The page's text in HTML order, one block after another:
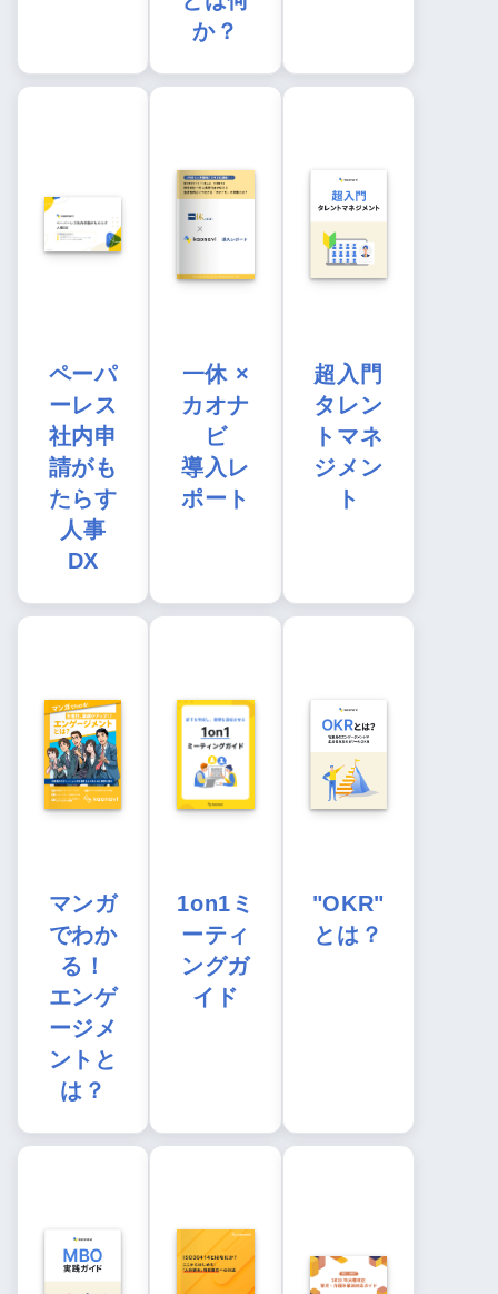
か？
ペーパ
ーレス
社内申
請がも
たらす
人事
DX
一休 ×
カオナ
ビ
導入レ
ポート
超入門
タレン
トマネ
ジメン
ト
マンガ
でわか
る！
エンゲ
ージメ
ントと
は？
1on1ミ
ーティ
ングガ
イド
"OKR"
とは？